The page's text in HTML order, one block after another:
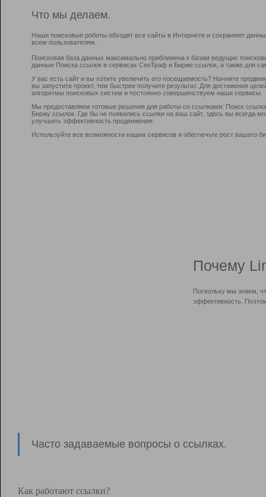
Что мы делаем.
Наши поисковые роботы обходят все сайты в Интернете и сохраняют
всем пользователям.
Поисковая база данных максимально приближена к базам ведущих
данные Поиска ссылок в сервисах СеоТраф и Бирже ссылок, а также для
У вас есть сайт и вы хотите увеличить его посещаемость? Начните
вы запустите проект, тем быстрее получите результат. Для достижения
алгоритмы поисковых систем и постоянно совершенствуем наши сервисы.
Мы предоставляем готовые решения для работы со ссылками: Поиск
Биржу ссылок. Где бы не появились ссылки на ваш сайт, здесь вы всегда
улучшить эффективность продвижения.
Используйте все возможности наших сервисов и обеспечьте рост вашего
Почему
Поскольку мы знаем,
эффективность.
Часто задаваемые вопросы о ссылках.
Как работают ссылки?